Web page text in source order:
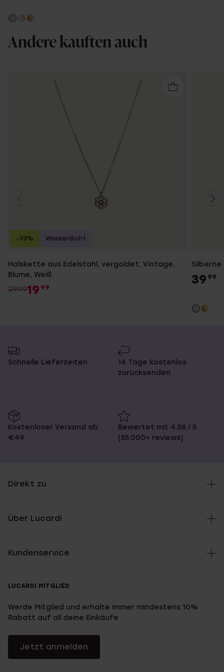
Andere kauften auch
Halskette aus Edelstahl, vergoldet, Vintage,
Blume, Weiß
29.9919 99
-33% Wasserdicht
39 99
Schnelle Lieferzeiten
14 Tage kostenlos
zurücksenden
Kostenloser Versand ab
€49
Bewertet mit 4,58 / 5
(55.000+ reviews)
Direkt zu
Über Lucardi
Kundenservice
LUCARDI MITGLIED
Werde Mitglied und erhalte immer mindestens 10%
Rabatt auf all deine Einkäufe
Jetzt anmelden